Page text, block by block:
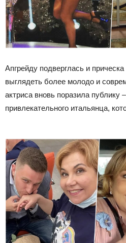
Апгрейду подверглась и
выглядеть более молодо и
актриса вновь поразила публику
привлекательного итальянца,